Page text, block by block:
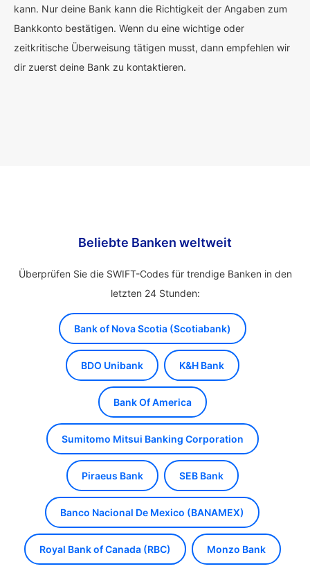
kann. Nur deine Bank kann die Richtigkeit der Angaben zum
Bankkonto bestätigen. Wenn du eine wichtige oder
zeitkritische Überweisung tätigen musst, dann empfehlen wir
dir zuerst deine Bank zu kontaktieren.
Beliebte Banken weltweit
Überprüfen Sie die SWIFT-Codes für trendige Banken in den
letzten 24 Stunden:
Bank of Nova Scotia (Scotiabank)
BDO Unibank K&H Bank
Bank Of America
Sumitomo Mitsui Banking Corporation
Piraeus Bank SEB Bank
Banco Nacional De Mexico (BANAMEX)
Royal Bank of Canada (RBC) Monzo Bank